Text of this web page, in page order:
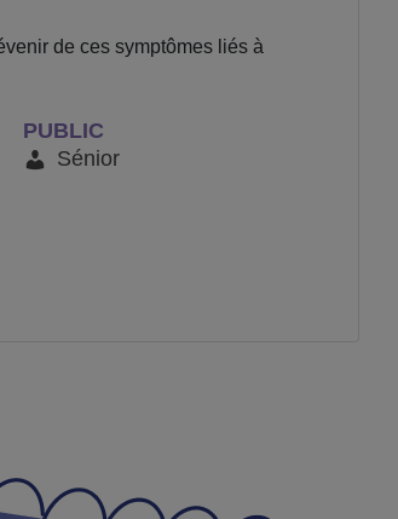
de ces symptômes liés à
PUBLIC
Sénior